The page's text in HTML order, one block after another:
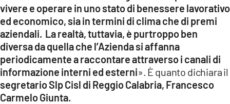
LACONAIR.IT
LACITYMAG.IT
ILREGGINO.IT
COSENZACHANNEL.IT
ILVIBONESE.IT
vivere e operare in uno stato di benessere lavorativo
ed economico, sia in termini di clima che di premi
aziendali. La realtà, tuttavia, è purtroppo ben
diversa da quella che l’Azienda si affanna
periodicamente a raccontare attraverso i canali di
informazione interni ed esterni». È quanto dichiara il
segretario Slp Cisl di Reggio Calabria, Francesco
Carmelo Giunta.